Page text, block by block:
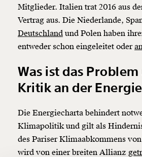
Veränderung
beginnt mit
unsere Wirtschaft so gestalten, dass
funktioniert. Unsere Recherchen
Netz. Unabhängig und werbefrei.
unterstütze uns mit Deinem
Du überweist lieber direkt?
Hier unsere IBAN: AT34 4300
Kontoinhaber: Momentum Institut
Mitglieder. Italien trat 2016 aus
Vertrag aus. Die Niederlande,
Deutschland und Polen haben
entweder schon eingeleitet oder
Was ist das
Kritik an der
Die Energiecharta behindert
Klimapolitik und gilt als
des Pariser Klimaabkommens
wird von einer breiten Allianz